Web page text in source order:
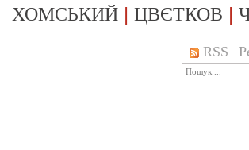
ХОМСЬКИЙ | ЦВЄТКОВ |
RSS